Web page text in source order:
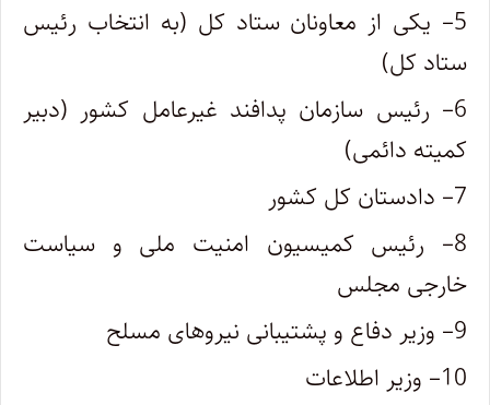
5– یکی از معاونان ستاد کل (به انتخاب رئیس
ستاد کل)
6– رئیس سازمان پدافند غیرعامل کشور (دبیر
کمیته دائمی)
7– دادستان کل کشور
8– رئیس کمیسیون امنیت ملی و سیاست
خارجی مجلس
9– وزیر دفاع و پشتیبانی نیروهای مسلح
10– وزیر اطلاعات